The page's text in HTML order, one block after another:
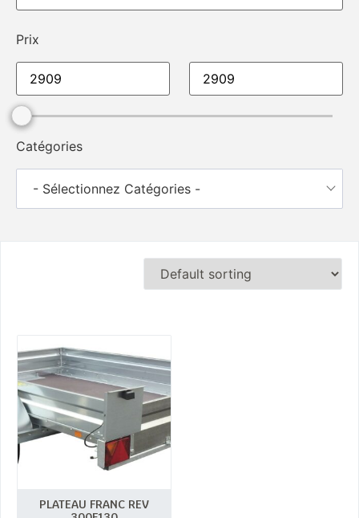
Prix
Catégories
- Sélectionnez Catégories -
PLATEAU FRANC REV